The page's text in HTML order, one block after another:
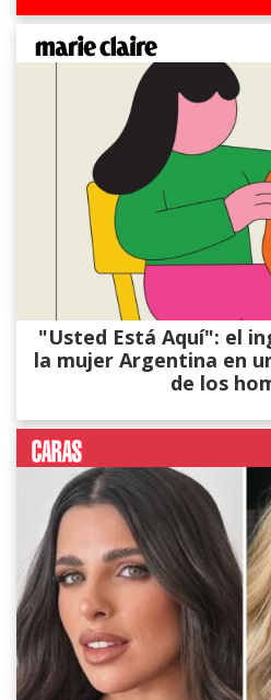
"Usted Está Aquí": el
la mujer Argentina en
de los